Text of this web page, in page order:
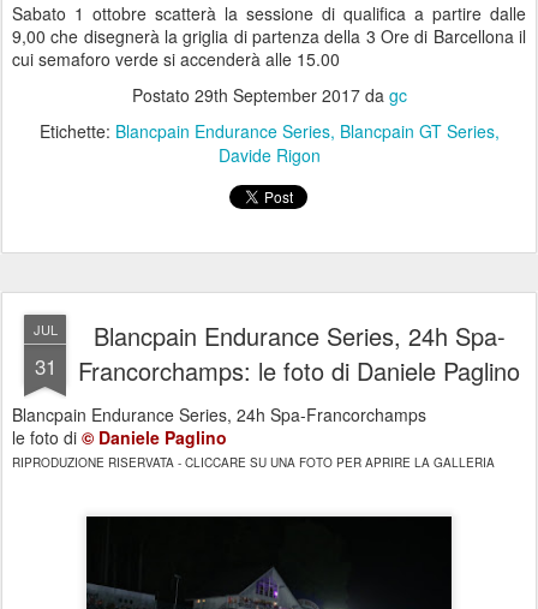
Sabato 1 ottobre scatterà la sessione di qualifica a partire dalle
9,00 che disegnerà la griglia di partenza della 3 Ore di Barcellona il
cui semaforo verde si accenderà alle 15.00
Postato 29th September 2017da gc
Etichette: Blancpain Endurance Series Blancpain GT Series
Davide Rigon
JUL
31
Blancpain Endurance Series, 24h Spa-
Francorchamps: le foto di Daniele Paglino
Blancpain Endurance Series, 24h Spa-Francorchamps
le foto di © Daniele Paglino
RIPRODUZIONE RISERVATA - CLICCARE SU UNA FOTO PER APRIRE LA GALLERIA